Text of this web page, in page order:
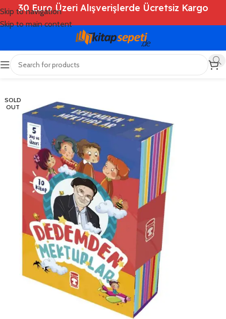
Skip to navigation
Skip to main content
30 Euro Üzeri Alışverişlerde Ücretsiz Kargo
Ana Sayfa Shop
SOLD
OUT